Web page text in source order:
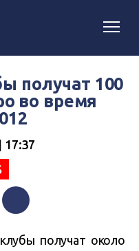
получат 100
во время
17:37
получат около